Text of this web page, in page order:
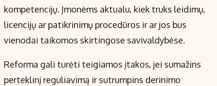
kompetencijų. Įmonėms aktualu, kiek truks leidimų,
licencijų ar patikrinimų procedūros ir ar jos bus
vienodai taikomos skirtingose savivaldybėse.
Reforma gali turėti teigiamos įtakos, jei sumažins
perteklinį reguliavimą ir sutrumpins derinimo